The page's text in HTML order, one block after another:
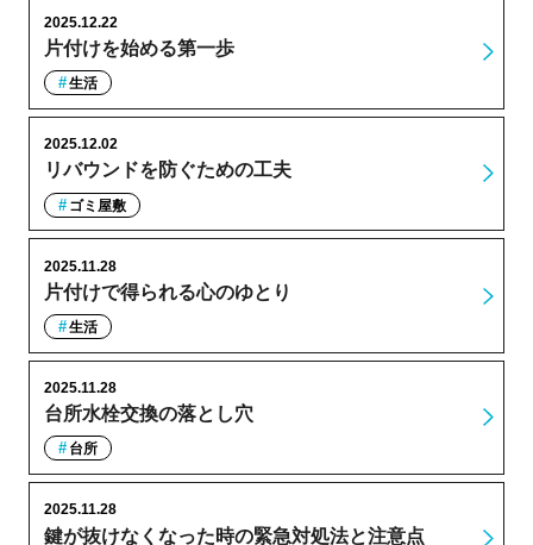
片付けを始める第一歩
2025.12.22
生活
リバウンドを防ぐための工夫
2025.12.02
ゴミ屋敷
片付けで得られる心のゆとり
2025.11.28
生活
台所水栓交換の落とし穴
2025.11.28
台所
鍵が抜けなくなった時の緊急対処法と注意点
2025.11.28